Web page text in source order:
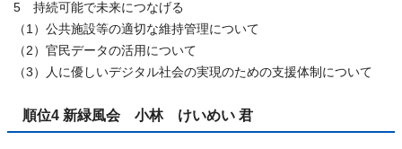
5 持続可能で未来につなげる
（1）公共施設等の適切な維持管理について
（2）官民データの活用について
（3）人に優しいデジタル社会の実現のための支援体制について
順位4 新緑風会 小林 けいめい 君